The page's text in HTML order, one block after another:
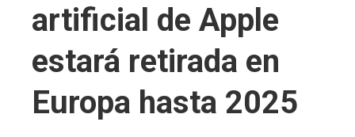
artificial de Apple
estará retirada en
Europa hasta 2025